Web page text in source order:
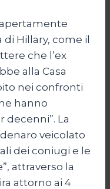
Hillary, come il
che l’ex
alla Casa
nei confronti
hanno
decenni”. La
veicolato
dei coniugi e le
attraverso la
attorno ai 4